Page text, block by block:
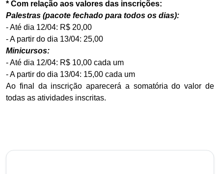
* Com relação aos valores das inscrições:
Palestras (pacote fechado para todos os dias):
- Até dia 12/04: R$ 20,00
- A partir do dia 13/04: 25,00
Minicursos:
- Até dia 12/04: R$ 10,00 cada um
- A partir do dia 13/04: 15,00 cada um
Ao final da inscrição aparecerá a somatória do valor de
todas as atividades inscritas.